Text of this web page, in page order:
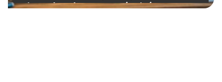
crises chez des parents épuisés